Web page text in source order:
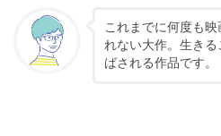
これまでに何度も
れない大作。生き
ばされる作品です。